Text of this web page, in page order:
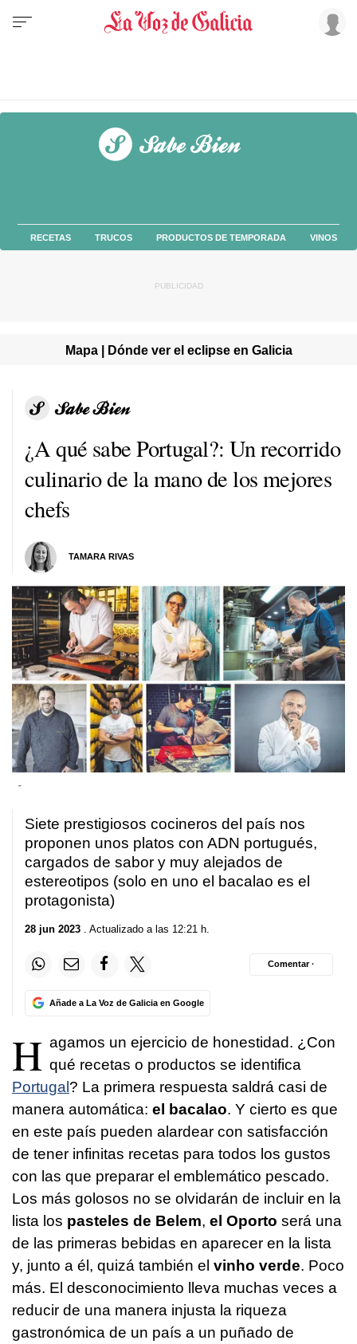
RECETAS TRUCOS PRODUCTOS DE TEMPORADA VINOS
Mapa | Dónde ver el eclipse en Galicia
¿A qué sabe Portugal?: Un recorrido
culinario de la mano de los mejores
chefs
TAMARA RIVAS
-
Siete prestigiosos cocineros del país nos
proponen unos platos con ADN portugués,
cargados de sabor y muy alejados de
estereotipos (solo en uno el bacalao es el
protagonista)
28 jun 2023 . Actualizado a las 12:21 h.
Añade a La Voz de Galicia en Google
Comentar ·
H agamos un ejercicio de honestidad. ¿Con
qué recetas o productos se identifica
Portugal? La primera respuesta saldrá casi de
manera automática: el bacalao. Y cierto es que
en este país pueden alardear con satisfacción
de tener infinitas recetas para todos los gustos
con las que preparar el emblemático pescado.
Los más golosos no se olvidarán de incluir en la
lista los pasteles de Belem, el Oporto será una
de las primeras bebidas en aparecer en la lista
y, junto a él, quizá también el vinho verde. Poco
más. El desconocimiento lleva muchas veces a
reducir de una manera injusta la riqueza
gastronómica de un país a un puñado de